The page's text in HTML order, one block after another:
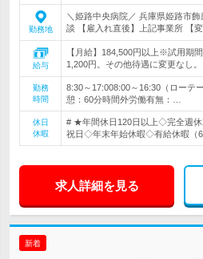
勤務地
＼姫路中央病院／ 兵庫県姫路市
談 【雇入れ直後】上記事業所 【
給与
【月給】184,500円以上※試用期
1,200円。その他待遇に変更なし。
勤務
時間
8:30～17:008:00～16:30（ローテ
憩：60分時間外労働有無：…
休日
休暇
# ★年間休日120日以上◇完全週休
祝日◇年末年始休暇◇有給休暇（6
求人詳細を見る
新着